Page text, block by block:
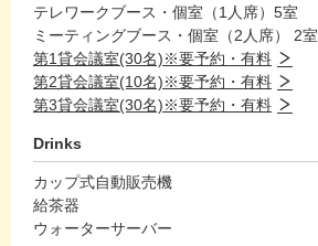
テレワークブース・個室（1人席）5室
ミーティングブース・個室（2人席） 2室
第1貸会議室(30名)※要予約・有料
第2貸会議室(10名)※要予約・有料
第3貸会議室(30名)※要予約・有料
Drinks
カップ式自動販売機
給茶器
ウォーターサーバー